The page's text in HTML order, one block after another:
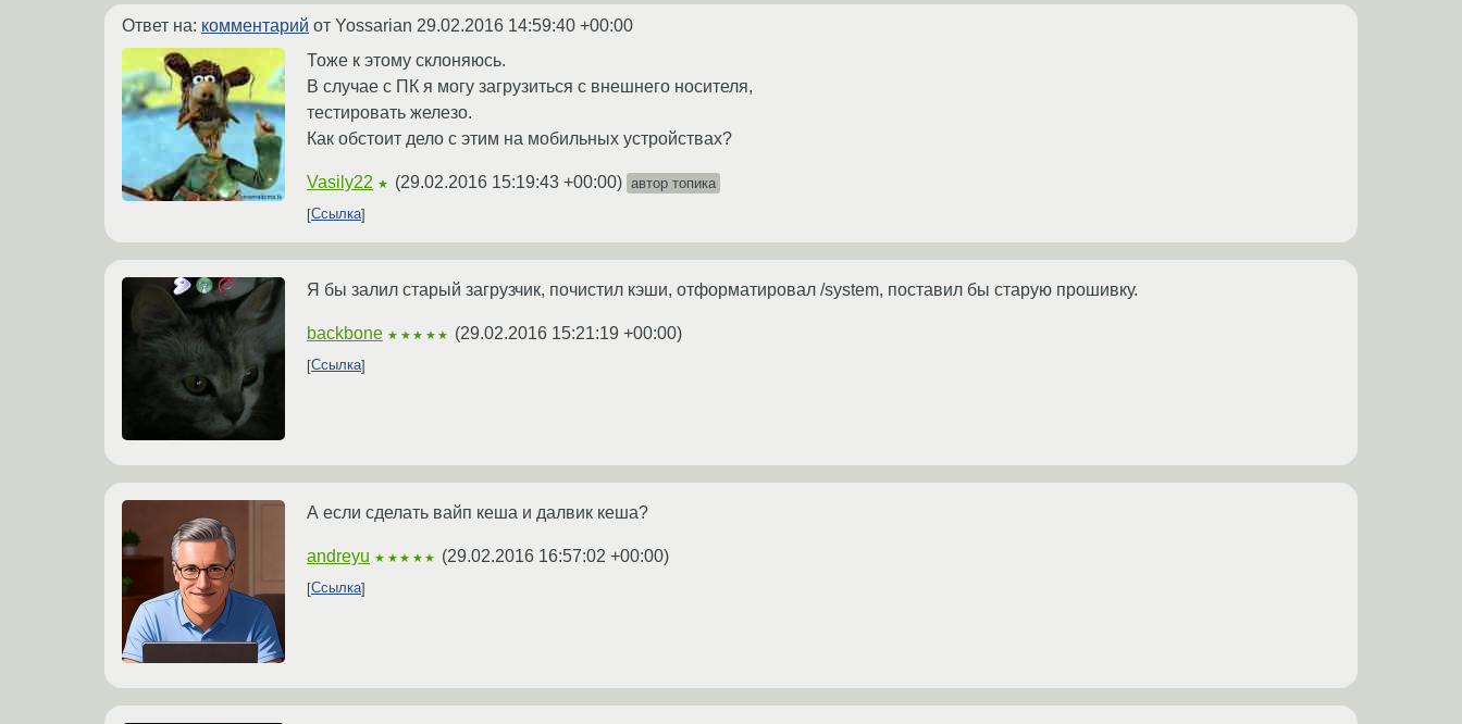
Ответ на: комментарий от Yossarian 29.02.2016 14:59:40 +00:00
Тоже к этому склоняюсь.
В случае с ПК я могу загрузиться с внешнего носителя,
тестировать железо.
Как обстоит дело с этим на мобильных устройствах?
Vasily22 ★ (29.02.2016 15:19:43 +00:00) автор топика
Ссылка
Я бы залил старый загрузчик, почистил кэши, отформатировал /system, поставил бы старую прошивку.
backbone ★★★★★ (29.02.2016 15:21:19 +00:00)
Ссылка
А если сделать вайп кеша и далвик кеша?
andreyu ★★★★★ (29.02.2016 16:57:02 +00:00)
Ссылка